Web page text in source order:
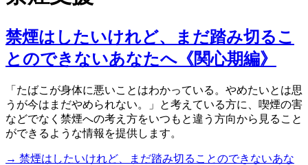
禁煙はしたいけれど、まだ踏み切るこ
とのできないあなたへ《関心期編》
「たばこが身体に悪いことはわかっている。やめたいとは思
うが今はまだやめられない。」と考えている方に、喫煙の害
などでなく禁煙への考え方をいつもと違う方向から見ること
ができるような情報を提供します。
→ 禁煙はしたいけれど、まだ踏み切ることのできないあな